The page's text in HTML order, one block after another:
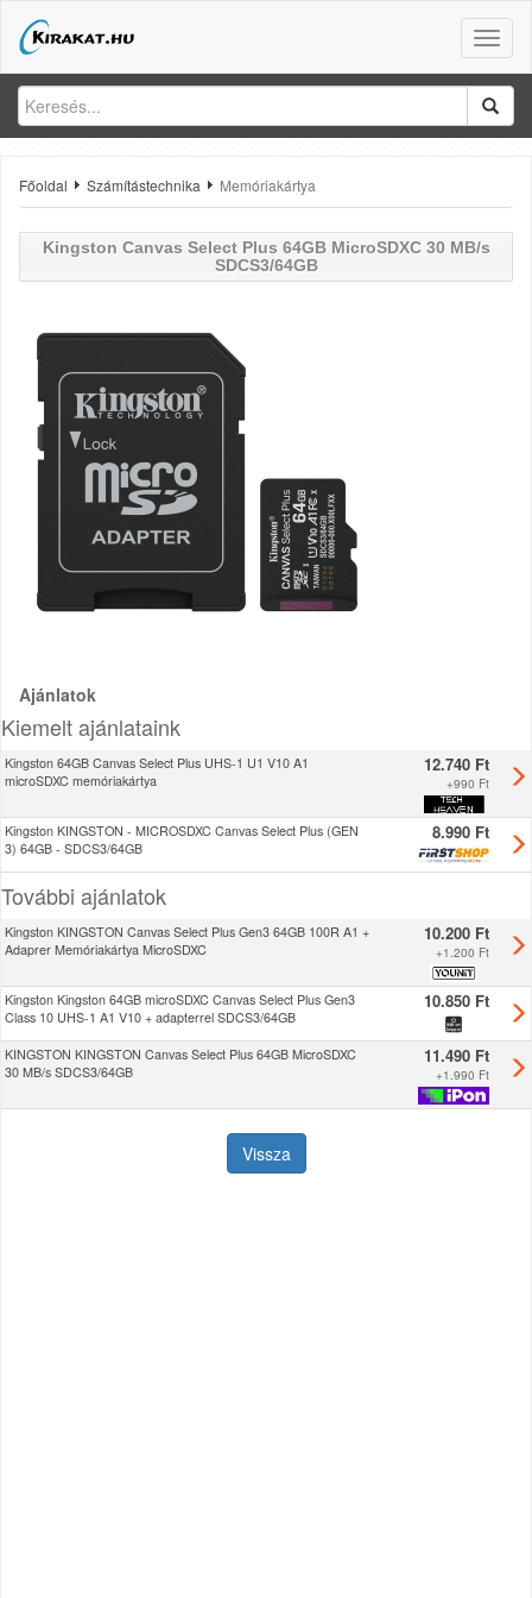
Toggle
Főoldal Számítástechnika Memóriakártya
Kingston Canvas Select Plus 64GB MicroSDXC 30 MB/s
SDCS3/64GB
Ajánlatok
Kiemelt ajánlataink
Kingston 64GB Canvas Select Plus UHS-1 U1 V10 A1
microSDXC memóriakártya
12.740 Ft
+990 Ft
Kingston KINGSTON - MICROSDXC Canvas Select Plus (GEN
3) 64GB - SDCS3/64GB
8.990 Ft
További ajánlatok
Kingston KINGSTON Canvas Select Plus Gen3 64GB 100R A1 +
Adaprer Memóriakártya MicroSDXC
10.200 Ft
+1.200 Ft
Kingston Kingston 64GB microSDXC Canvas Select Plus Gen3
Class 10 UHS-1 A1 V10 + adapterrel SDCS3/64GB
10.850 Ft
KINGSTON KINGSTON Canvas Select Plus 64GB MicroSDXC
30 MB/s SDCS3/64GB
11.490 Ft
+1.990 Ft
Vissza